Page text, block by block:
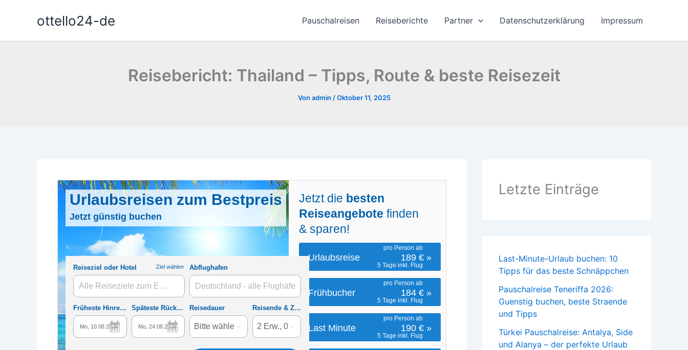
ottello24-de Pauschalreisen Reiseberichte Partner Datenschutzerklärung Impressum
Reisebericht: Thailand – Tipps, Route & beste Reisezeit
Von admin /Oktober 11, 2025
Letzte Einträge
Last-Minute-Urlaub buchen: 10
Tipps für das beste Schnäppchen
Pauschalreise Teneriffa 2026:
Guenstig buchen, beste Straende
und Tipps
Türkei Pauschalreise: Antalya, Side
und Alanya – der perfekte Urlaub